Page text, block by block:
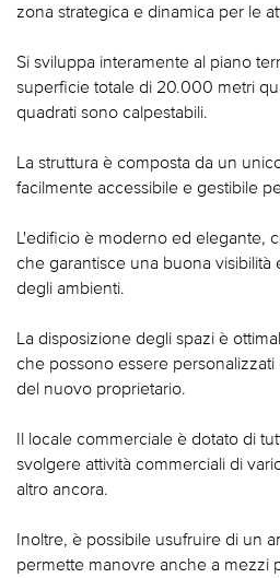
zona strategica e dinamica per le
Si sviluppa interamente al piano
superficie totale di 20.000 metri
quadrati sono calpestabili.
La struttura è composta da un
facilmente accessibile e gestibile
L'edificio è moderno ed elegante,
che garantisce una buona visibilità
degli ambienti.
La disposizione degli spazi è
che possono essere
del nuovo proprietario.
Il locale commerciale è dotato di
svolgere attività commerciali di
altro ancora.
Inoltre, è possibile usufruire di un
permette manovre anche a mezzi